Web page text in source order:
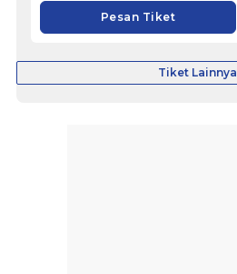
Pesan Tiket
Tiket Lainnya